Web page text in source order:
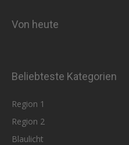
Von heute
Beliebteste Kategorien
Region 1
Region 2
Blaulicht